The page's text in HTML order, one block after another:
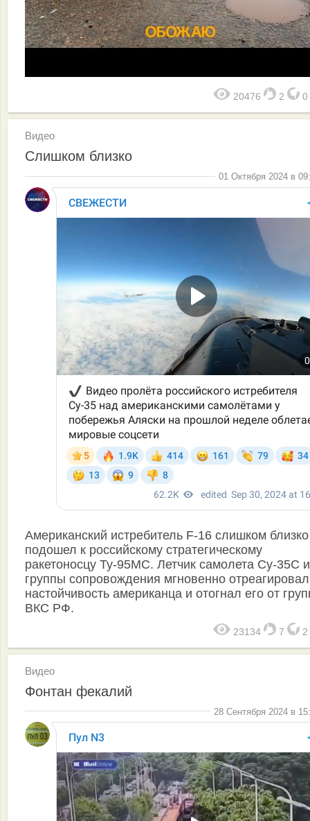
20476 2 0
Видео
Слишком близко
01 Октября 2024 в
Американский истребитель F-16 слишком близко
подошел к российскому стратегическому
ракетоносцу Ту-95МС. Летчик самолета Су-35С
группы сопровождения мгновенно
настойчивость американца и отогнал его от
ВКС РФ.
23134 7 2
Видео
Фонтан фекалий
28 Сентября 2024 в